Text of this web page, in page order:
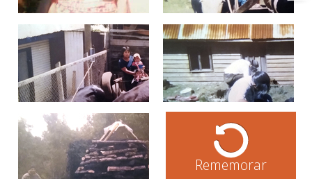
Rememorar